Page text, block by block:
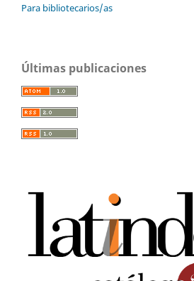
Para bibliotecarios/as
Últimas publicaciones